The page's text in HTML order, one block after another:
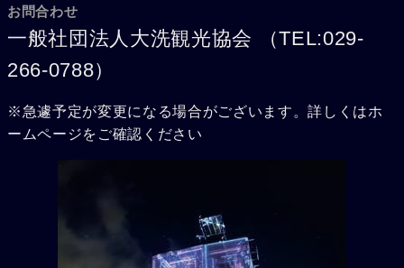
お問合わせ
一般社団法人大洗観光協会 （TEL:029-
266-0788）
※急遽予定が変更になる場合がございます。詳しくはホ
ームページをご確認ください